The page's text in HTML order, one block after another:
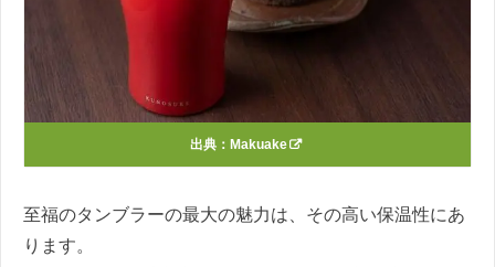
出典： Makuake
至福のタンブラーの最大の魅力は、その高い保温性にあ
ります。